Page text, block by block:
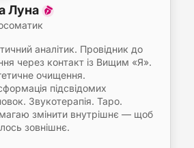
Луна
аналітик. Провідник до
через контакт із Вищим «Я».
очищення.
підсвідомих
Звукотерапія. Таро.
змінити внутрішнє — щоб
зовнішнє.